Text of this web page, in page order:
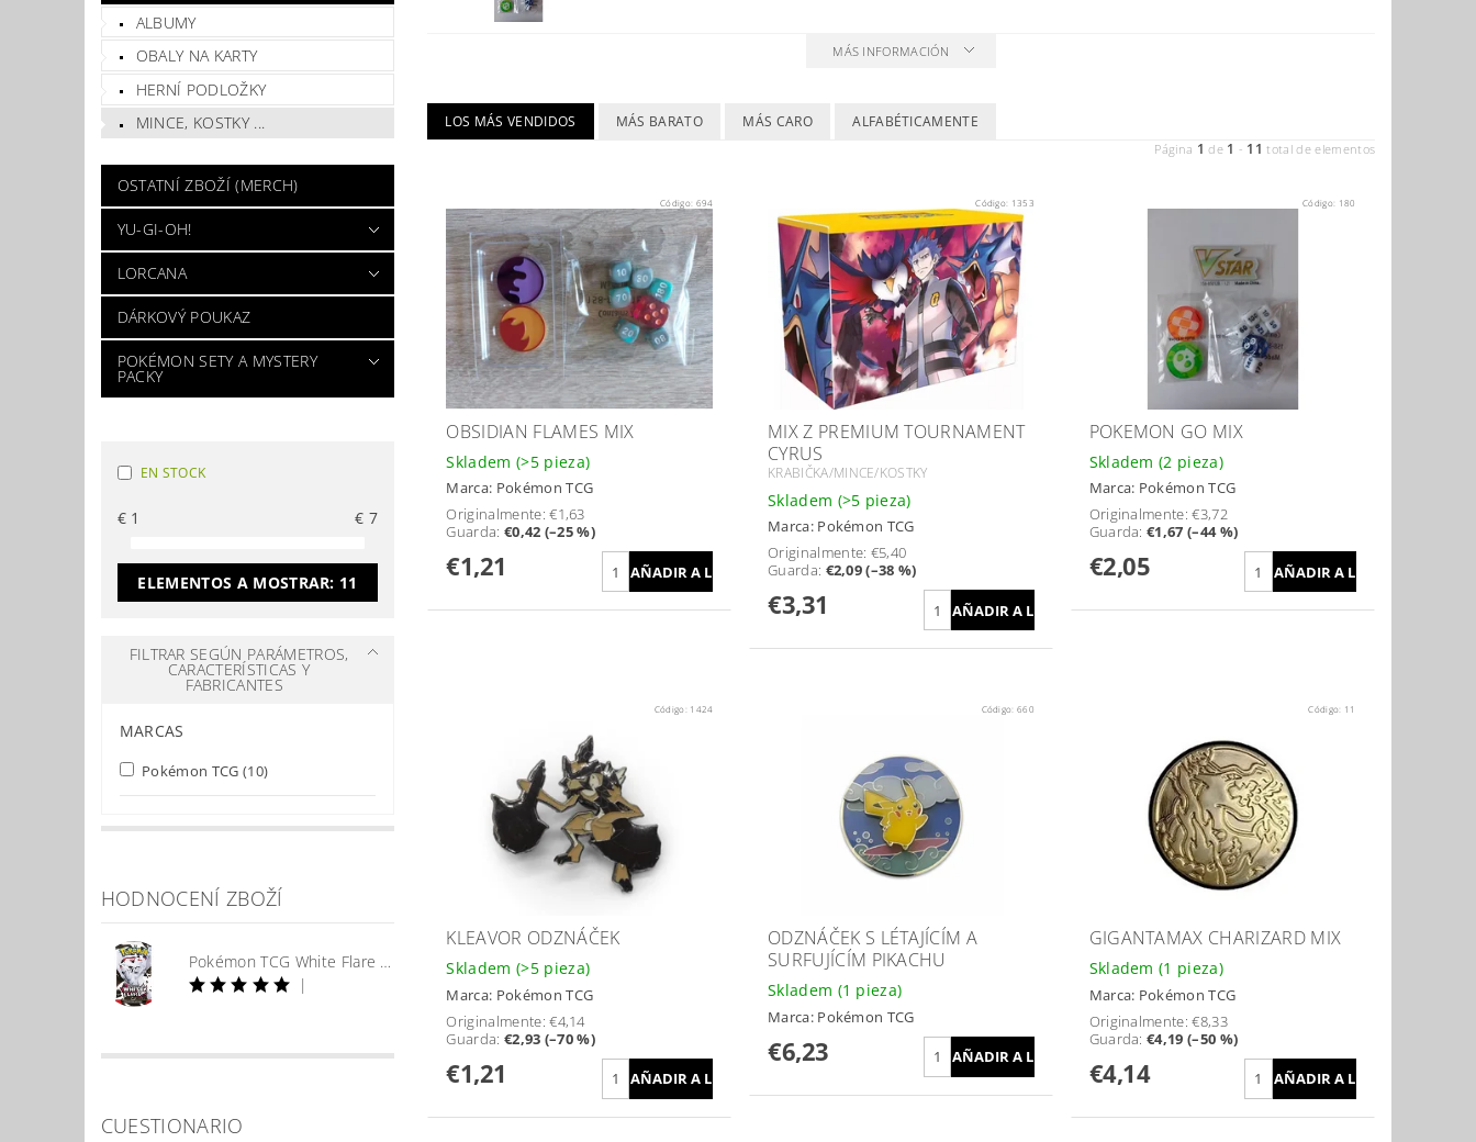
ALBUMY
OBALY NA KARTY
HERNÍ PODLOŽKY
MINCE, KOSTKY ...
OSTATNÍ ZBOŽÍ (MERCH)
YU-GI-OH!
LORCANA
DÁRKOVÝ POUKAZ
POKÉMON SETY A MYSTERY
PACKY
EN STOCK
€ 1 €7
ELEMENTOS A MOSTRAR: 11
FILTRAR SEGÚN PARÁMETROS,
CARACTERÍSTICAS Y
FABRICANTES
MARCAS
Pokémon TCG (10)
HODNOCENÍ ZBOŽÍ
Pokémon TCG White Flare Booster
|
CUESTIONARIO
MÁS INFORMACIÓN
LOS MÁS VENDIDOS MÁS BARATO MÁS CARO ALFABÉTICAMENTE
Página 1 de 1 - 11 total de elementos
Código: 694
OBSIDIAN FLAMES MIX
Skladem (>5 pieza)
Marca: Pokémon TCG
Originalmente:€1,63
Guarda: €0,42 (–25 %)
€1,21
Código: 1353
MIX Z PREMIUM TOURNAMENT
CYRUS
KRABIČKA/MINCE/KOSTKY
Skladem (>5 pieza)
Marca: Pokémon TCG
Originalmente: €5,40
Guarda: €2,09 (–38 %)
€3,31
Código: 180
POKEMON GO MIX
Skladem(2 pieza)
Marca: Pokémon TCG
Originalmente:€3,72
Guarda:€1,67 (–44 %)
€2,05
Código: 1424
KLEAVOR ODZNÁČEK
Skladem (>5 pieza)
Marca: Pokémon TCG
Originalmente:€4,14
Guarda: €2,93 (–70 %)
€1,21
Código:660
ODZNÁČEK S LÉTAJÍCÍM A
SURFUJÍCÍM PIKACHU
Skladem (1 pieza)
Marca: Pokémon TCG
€6,23
Código: 11
GIGANTAMAX CHARIZARD MIX
Skladem(1 pieza)
Marca: Pokémon TCG
Originalmente:€8,33
Guarda:€4,19 (–50 %)
€4,14